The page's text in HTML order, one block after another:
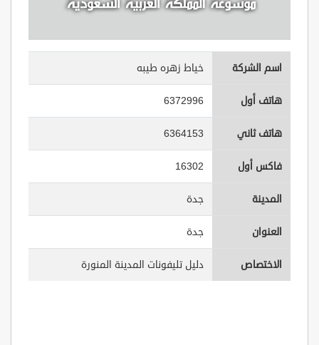
اسم الشركة خياط زهره طيبه
هاتف أول 6372996
هاتف ثاني 6364153
فاكس أول 16302
المدينة جدة
العنوان جدة
الاختصاص دليل تليفونات المدينة المنورة